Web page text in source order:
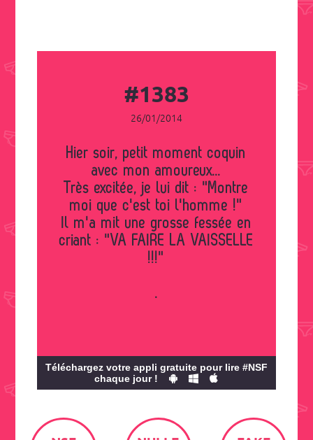
#1383
26/01/2014
Hier soir, petit moment coquin
avec mon amoureux...
Très excitée, je lui dit : "Montre
moi que c'est toi l'homme !"
Il m'a mit une grosse fessée en
criant : "VA FAIRE LA VAISSELLE
!!!"
.
Téléchargez votre appli gratuite pour lire #NSF
chaque jour !